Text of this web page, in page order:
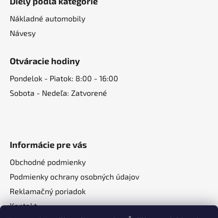
Nákladné automobily
Návesy
Otváracie hodiny
Pondelok - Piatok: 8:00 - 16:00
Sobota - Nedeľa: Zatvorené
Informácie pre vás
Obchodné podmienky
Podmienky ochrany osobných údajov
Reklamačný poriadok
Kontakt